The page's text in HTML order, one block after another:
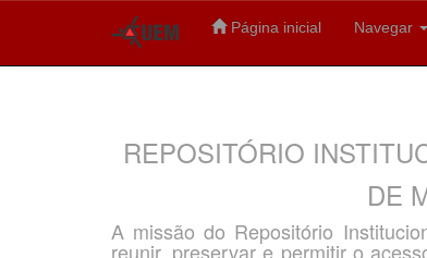
Página inicial Navegar
REPOSITÓRIO
DE
A missão do Repositório
reunir, preservar e permitir o